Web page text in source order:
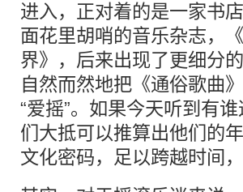
进入，正对着的是一家书
面花里胡哨的音乐杂志，
界》，后来出现了更细分
自然而然地把《通俗歌曲
“爱摇”。如果今天听到有
们大抵可以推算出他们的
文化密码，足以跨越时间，